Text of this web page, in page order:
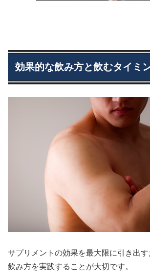
効果的な飲み方と飲むタイミ
サプリメントの効果を最大限に引き出
飲み方を実践することが大切です。